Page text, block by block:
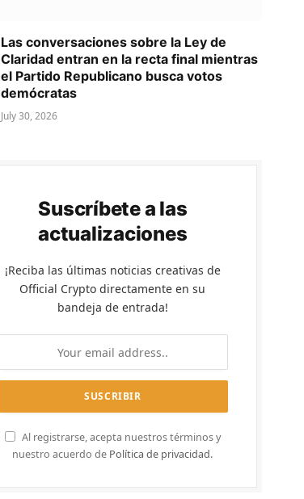
Las conversaciones sobre la Ley de
Claridad entran en la recta final mientras
el Partido Republicano busca votos
demócratas
July 30, 2026
Suscríbete a las
actualizaciones
¡Reciba las últimas noticias creativas de
Official Crypto directamente en su
bandeja de entrada!
Al registrarse, acepta nuestros términos y
nuestro acuerdo de Política de privacidad.